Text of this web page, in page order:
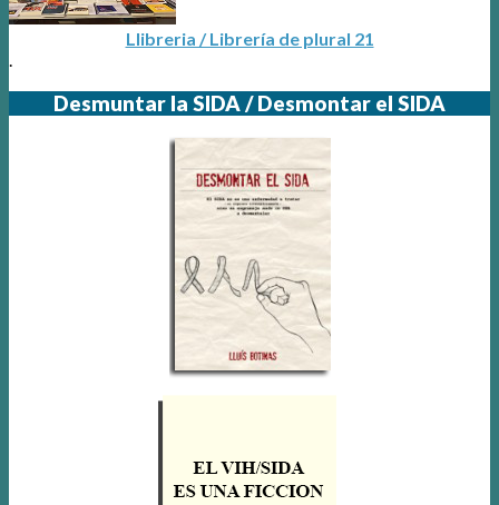
Llibreria / Librería de plural 21
.
Desmuntar la SIDA / Desmontar el SIDA